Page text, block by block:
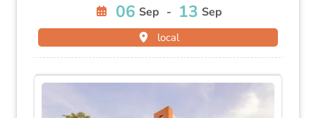
06 Sep - 13 Sep
local